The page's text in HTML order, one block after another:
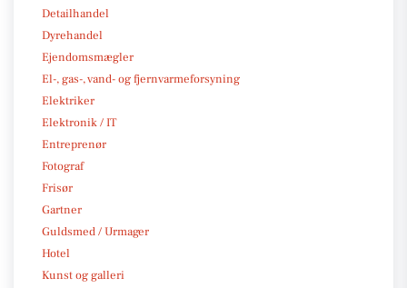
Detailhandel
Dyrehandel
Ejendomsmægler
El-, gas-, vand- og fjernvarmeforsyning
Elektriker
Elektronik / IT
Entreprenør
Fotograf
Frisør
Gartner
Guldsmed / Urmager
Hotel
Kunst og galleri